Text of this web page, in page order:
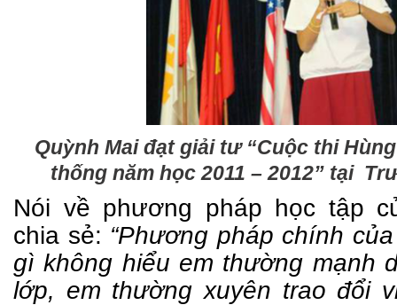
Quỳnh Mai đạt giải tư “Cuộc thi
thống năm học 2011 – 2012” tại
Nói về phương pháp học tập
chia sẻ: “Phương pháp chính
gì không hiểu em thường mạnh
lớp, em thường xuyên trao đổi